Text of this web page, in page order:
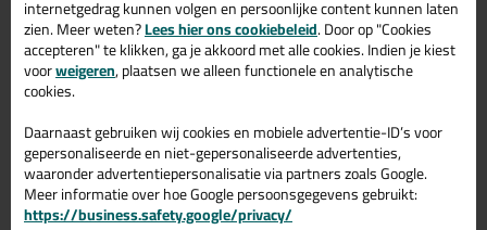
Gerelateerde producten
internetgedrag kunnen volgen en persoonlijke content kunnen laten
zien. Meer weten?Lees hier ons cookiebeleid. Door op "Cookies
accepteren" te klikken, ga je akkoord met alle cookies. Indien je kiest
voorweigeren, plaatsen we alleen functionele en analytische
cookies.
Daarnaast gebruiken wij cookies en mobiele advertentie-ID’s voor
gepersonaliseerde en niet-gepersonaliseerde advertenties,
waaronder advertentiepersonalisatie via partners zoals Google.
Meer informatie over hoe Google persoonsgegevens gebruikt:
https://business.safety.google/privacy/